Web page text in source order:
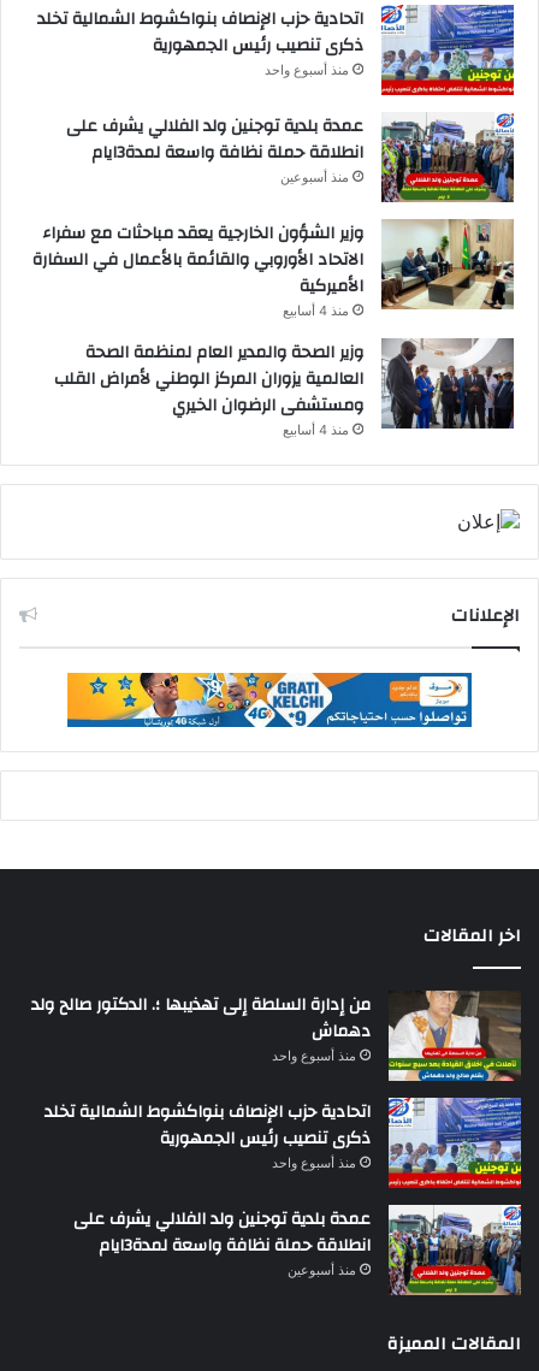
اتحادية حزب الإنصاف بنواكشوط الشمالية تخلد
ذكرى تنصيب رئيس الجمهورية
منذ أسبوع واحد
عمدة بلدية توجنين ولد الفلالي يشرف على
انطلاقة حملة نظافة واسعة لمدة3ايام
منذ أسبوعين
وزير الشؤون الخارجية يعقد مباحثات مع سفراء
الاتحاد الأوروبي والقائمة بالأعمال في السفارة
الأميركية
منذ 4 أسابيع
وزير الصحة والمدير العام لمنظمة الصحة
العالمية يزوران المركز الوطني لأمراض القلب
ومستشفى الرضوان الخيري
منذ 4 أسابيع
الإعلانات
اخر المقالات
من إدارة السلطة إلى تهذيبها ؛. الدكتور صالح ولد
دهماش
منذ أسبوع واحد
اتحادية حزب الإنصاف بنواكشوط الشمالية تخلد
ذكرى تنصيب رئيس الجمهورية
منذ أسبوع واحد
عمدة بلدية توجنين ولد الفلالي يشرف على
انطلاقة حملة نظافة واسعة لمدة3ايام
منذ أسبوعين
المقالات المميزة